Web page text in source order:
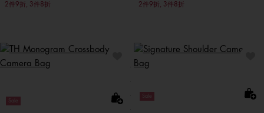
2件9折, 3件8折
2件9折, 3件8折
Sale
Sale